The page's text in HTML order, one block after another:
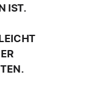
IST.